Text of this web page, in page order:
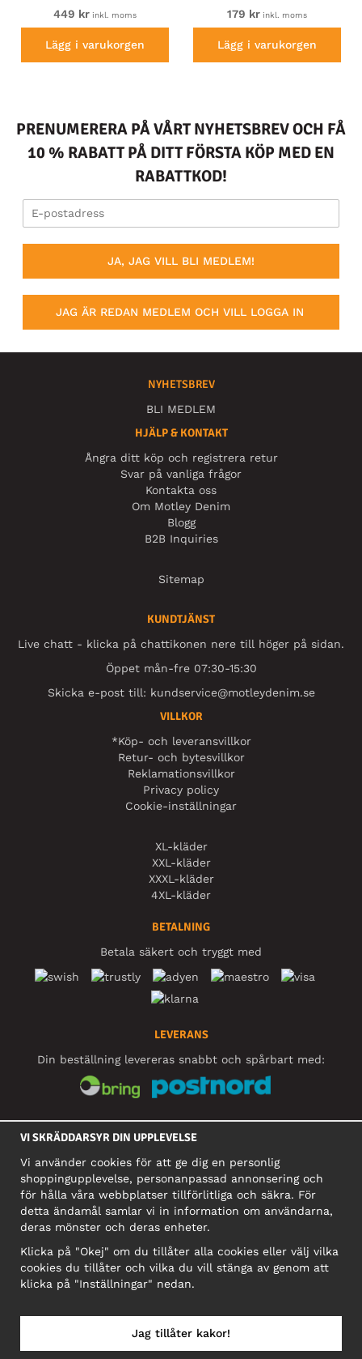
449 krinkl. moms
Lägg i varukorgen
179 kr inkl. moms
Lägg i varukorgen
PRENUMERERA PÅ VÅRT NYHETSBREV OCH FÅ
10 % RABATT PÅ DITT FÖRSTA KÖP MED EN
RABATTKOD!
JA, JAG VILL BLI MEDLEM!
JAG ÄR REDAN MEDLEM OCH VILL LOGGA IN
NYHETSBREV
BLI MEDLEM
HJÄLP & KONTAKT
Ångra ditt köp och registrera retur
Svar på vanliga frågor
Kontakta oss
Om Motley Denim
Blogg
B2B Inquiries
Sitemap
KUNDTJÄNST
Live chatt - klicka på chattikonen nere till höger på sidan.
Öppet mån-fre 07:30-15:30
Skicka e-post till: kundservice@motleydenim.se
VILLKOR
*Köp- och leveransvillkor
Retur- och bytesvillkor
Reklamationsvillkor
Privacy policy
Cookie-inställningar
XL-kläder
XXL-kläder
XXXL-kläder
4XL-kläder
BETALNING
Betala säkert och tryggt med
LEVERANS
Din beställning levereras snabbt och spårbart med:
SOCIALA MEDIER
FÖRETAG
Motley Denim Europe OÜ
Narva mnt 5, EE-10117 Tallinn
Org: 12356245, Momsnummer: SE502090048501
OBS! Skicka inte varureturer till denna adress!
VI SKRÄDDARSYR DIN UPPLEVELSE
Vi använder cookies för att ge dig en personlig
shoppingupplevelse, personanpassad annonsering och
för hålla våra webbplatser tillförlitliga och säkra. För
detta ändamål samlar vi in information om användarna,
deras mönster och deras enheter.
Klicka på "Okej" om du tillåter alla cookies eller välj vilka
cookies du tillåter och vilka du vill stänga av genom att
klicka på "Inställningar" nedan.
Jag tillåter kakor!